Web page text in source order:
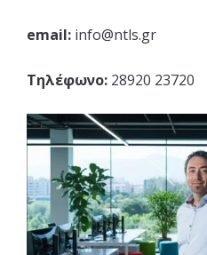
email: info@ntls.gr
Τηλέφωνο: 28920 23720